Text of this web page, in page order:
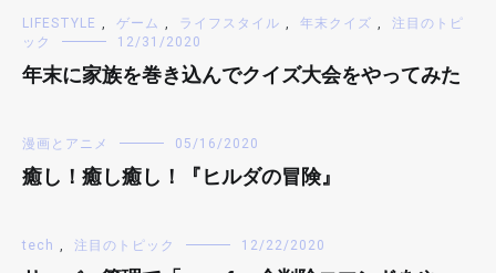
LIFESTYLE , ゲーム , ライフスタイル , 年末クイズ ,
注目のトピ
ック
12/31/2020
年末に家族を巻き込んでクイズ大会をやってみた
漫画とアニメ 05/16/2020
癒し！癒し癒し！『ヒルダの冒険』
tech , 注目のトピック 12/22/2020